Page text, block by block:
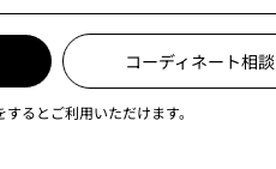
コーディネート相談
るとご利用いただけます。